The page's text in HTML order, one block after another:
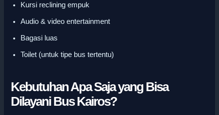
Kursi reclining empuk
Audio & video entertainment
Bagasi luas
Toilet (untuk tipe bus tertentu)
Kebutuhan Apa Saja yang Bisa
Dilayani Bus Kairos?